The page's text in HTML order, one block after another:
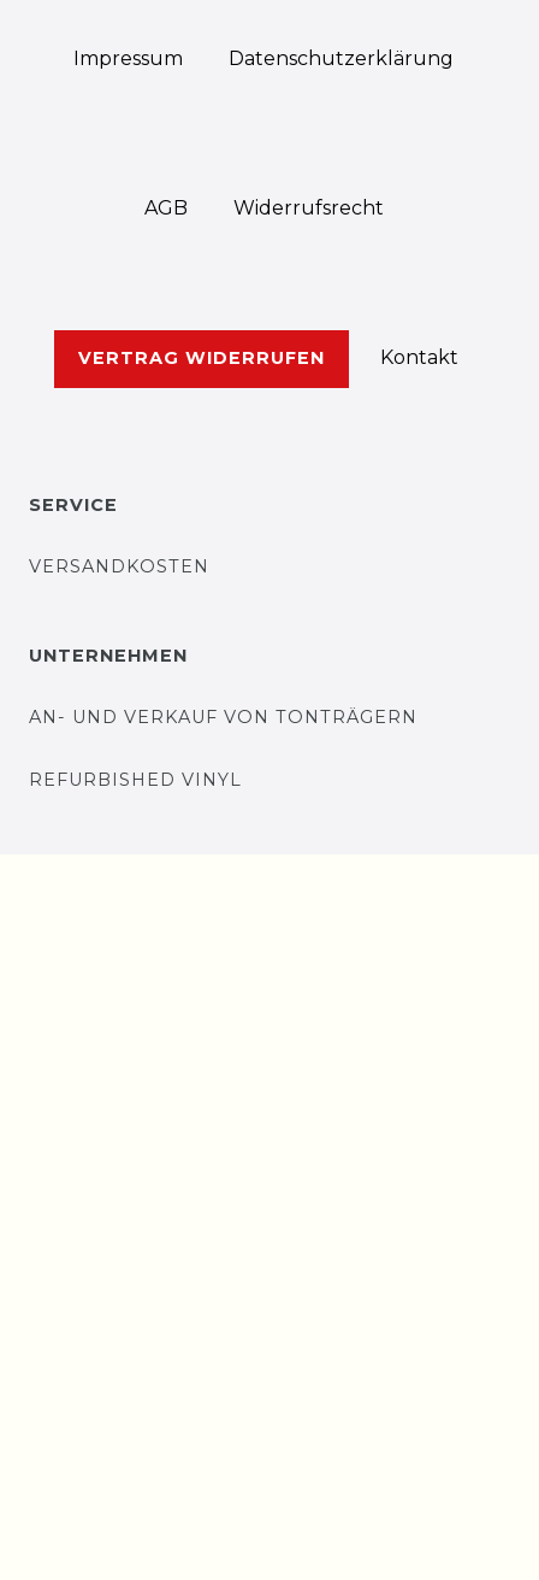
Impressum Daten­schutz­erklärung
AGB Widerrufs­recht
VERTRAG WIDERRUFEN Kontakt
SERVICE
VERSANDKOSTEN
UNTERNEHMEN
AN- UND VERKAUF VON TONTRÄGERN
REFURBISHED VINYL